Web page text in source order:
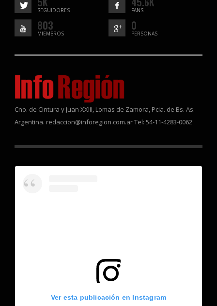
SEGUIDORES FANS
803
MIEMBROS
0
PERSONAS
Cno. de Cintura y Juan XXIII, Lomas de Zamora, Pcia. de Bs. As.
Argentina. redaccion@inforegion.com.ar Tel: 54-11-4283-0062
Ver esta publicación en Instagram